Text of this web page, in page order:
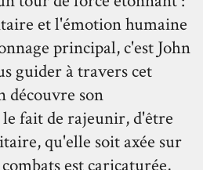
et l'émotion humaine
principal, c'est John
guider à travers cet
découvre son
fait de rajeunir, d'être
qu'elle soit axée sur
est caricaturée,